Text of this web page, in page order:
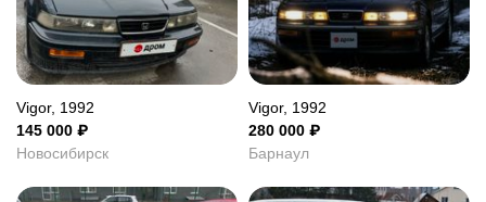
Vigor, 1992
145 000 ₽
Новосибирск
Vigor, 1992
280 000 ₽
Барнаул